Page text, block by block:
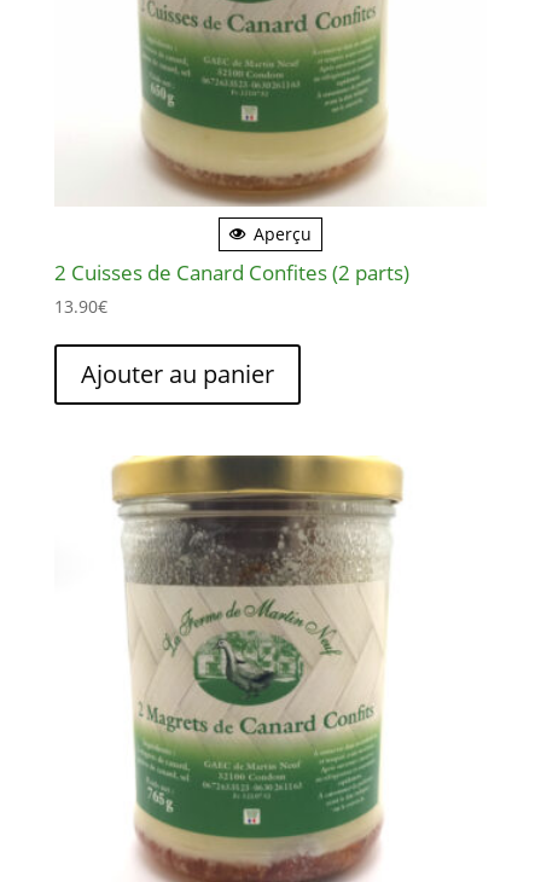
Aperçu
2 Cuisses de Canard Confites (2 parts)
13.90€
Ajouter au panier